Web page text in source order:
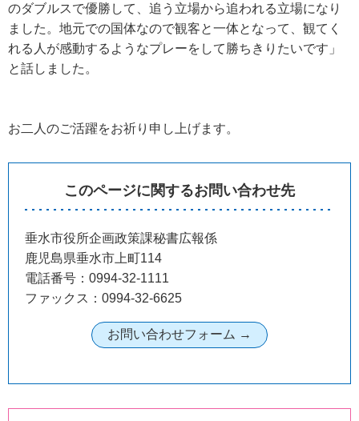
のダブルスで優勝して、追う立場から追われる立場になり
ました。地元での国体なので観客と一体となって、観てく
れる人が感動するようなプレーをして勝ちきりたいです」
と話しました。
お二人のご活躍をお祈り申し上げます。
このページに関するお問い合わせ先
垂水市役所企画政策課秘書広報係
鹿児島県垂水市上町114
電話番号：0994-32-1111
ファックス：0994-32-6625